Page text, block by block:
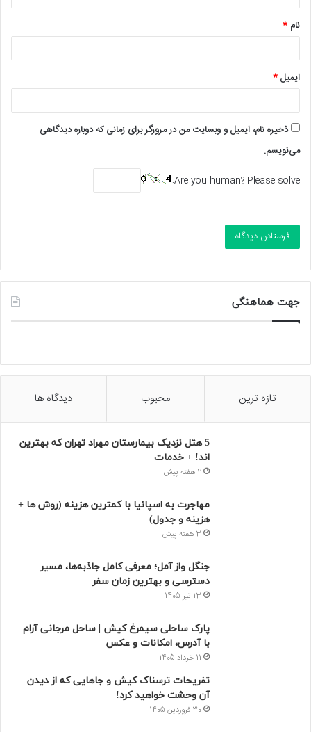
*
نام *
ایمیل*
ذخیره نام، ایمیل و وبسایت من در مرورگر برای زمانی که دوباره دیدگاهی
می‌نویسم.
Are you human? Please solve:
جهت هماهنگی
تازه ترین محبوب دیدگاه ها
5 هتل نزدیک بیمارستان مهراد تهران که بهترین‌
اند! + خدمات
2 هفته پیش
مهاجرت به اسپانیا با کمترین هزینه (روش ها +
هزینه و جدول)
3 هفته پیش
جنگل واز آمل؛ معرفی کامل جاذبه‌ها، مسیر
دسترسی و بهترین زمان سفر
13 تیر 1405
پارک ساحلی سیمرغ کیش | ساحل مرجانی آرام
با آدرس، امکانات و عکس
11 خرداد 1405
تفریحات ترسناک کیش و جاهایی که از دیدن
آن وحشت خواهید کرد!
30 فروردین 1405